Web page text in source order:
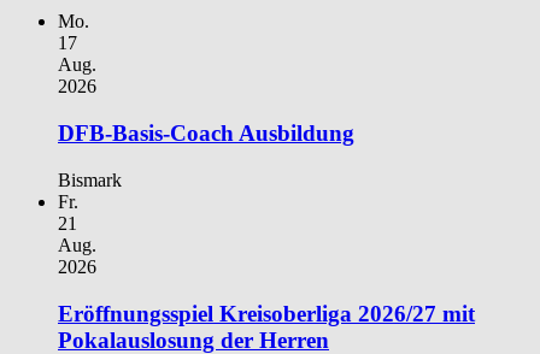
Mo.
17
Aug.
2026
DFB-Basis-Coach Ausbildung
Bismark
Fr.
21
Aug.
2026
Eröffnungsspiel Kreisoberliga 2026/27 mit
Pokalauslosung der Herren